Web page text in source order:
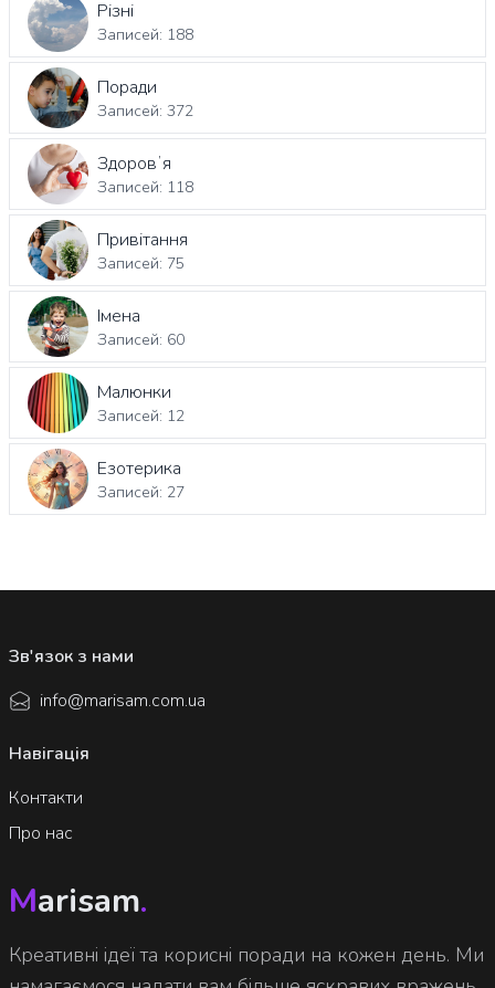
Різні
Записей: 188
Поради
Записей: 372
Здоровʼя
Записей: 118
Привітання
Записей: 75
Імена
Записей: 60
Малюнки
Записей: 12
Езотерика
Записей: 27
Marisam.
Креативні ідеї та корисні поради на кожен день. Ми
Навігація
Контакти
Про нас
Зв'язок з нами
info@marisam.com.ua